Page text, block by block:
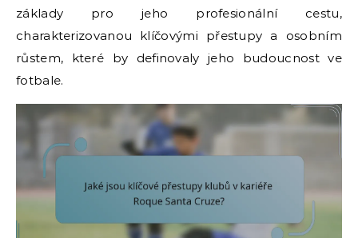
základy pro jeho profesionální cestu,
charakterizovanou klíčovými přestupy a osobním
růstem, které by definovaly jeho budoucnost ve
fotbale.